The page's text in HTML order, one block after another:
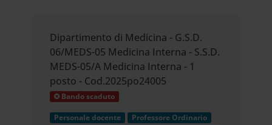
Dipartimento di Medicina - G.S.D.
06/MEDS-05 Medicina Interna - S.S.D.
MEDS-05/A Medicina Interna - 1
posto - Cod.2025po24005
Bando scaduto
Personale docente
Professore Ordinario